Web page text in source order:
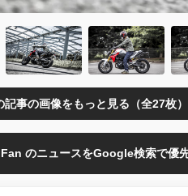
記事の画像をもっと見る（全27枚）
のニュースをGoogle検索で優